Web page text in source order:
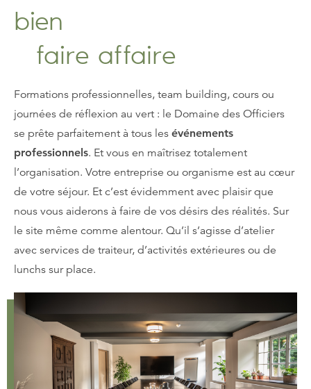
bien
faire affaire
Formations professionnelles, team building, cours ou
journées de réflexion au vert : le Domaine des Officiers
se prête parfaitement à tous les événements
professionnels. Et vous en maîtrisez totalement
l’organisation. Votre entreprise ou organisme est au cœur
de votre séjour. Et c’est évidemment avec plaisir que
nous vous aiderons à faire de vos désirs des réalités. Sur
le site même comme alentour. Qu’il s’agisse d’atelier
avec services de traiteur, d’activités extérieures ou de
lunchs sur place.